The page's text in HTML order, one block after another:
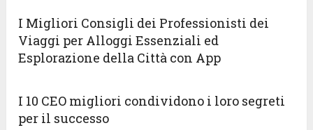
I Migliori Consigli dei Professionisti dei
Viaggi per Alloggi Essenziali ed
Esplorazione della Città con App
I 10 CEO migliori condividono i loro segreti
per il successo